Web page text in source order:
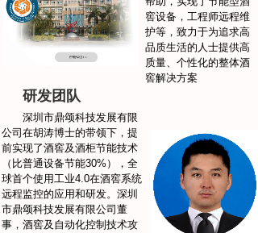
窖设备，工程师远程维
护等，致力于为追求高
品质生活的人士提供高
质量、个性化的整体酒
窖解决方案
研发团队
深圳市鼎颂科技发展有限
公司在胡涛博士的带领下，提
前实现了酒窖及酒柜节能技术
（比普通设备节能30%），全
球首个使用工业4.0在酒窖系统
远程监控的应用和研发。深圳
市鼎颂科技发展有限公司董
事，酒窖及自动化控制技术攻